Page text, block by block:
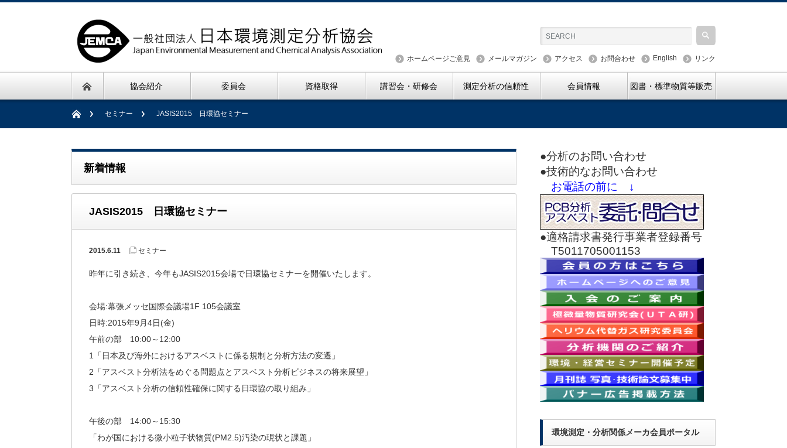
ホームページご意見 メールマガジン アクセス お問合わせ English リンク
協会紹介 委員会 資格取得 講習会・研修会 測定分析の信頼性 会員情報 図書・標準物質等販売
セミナー JASIS2015 日環協セミナー
新着情報
JASIS2015 日環協セミナー
2015.6.11 セミナー
昨年に引き続き、今年もJASIS2015会場で日環協セミナーを開催いたします。
会場:幕張メッセ国際会議場1F 105会議室
日時:2015年9月4日(金)
午前の部 10:00～12:00
1「日本及び海外におけるアスベストに係る規制と分析方法の変遷」
2「アスベスト分析法をめぐる問題点とアスベスト分析ビジネスの将来展望」
3「アスベスト分析の信頼性確保に関する日環協の取り組み」
午後の部 14:00～15:30
「わが国における微小粒子状物質(PM2.5)汚染の現状と課題」
●分析のお問い合わせ
●技術的なお問い合わせ
お電話の前に ↓
●適格請求書発行事業者登録番号
T5011705001153
環境測定・分析関係メーカ会員ポータル